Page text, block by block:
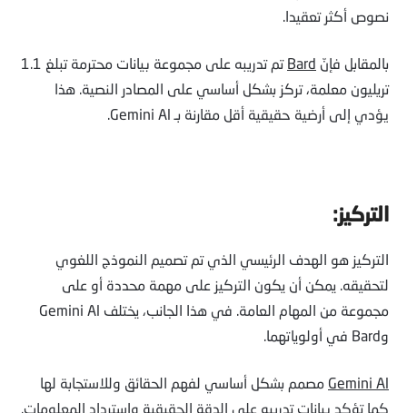
نصوص أكثر تعقيدا.
بالمقابل فإنّ Bard
تم تدريبه على مجموعة بيانات محترمة تبلغ 1.1
تريليون معلمة، تركز بشكل أساسي على المصادر النصية. هذا
يؤدي إلى أرضية حقيقية أقل مقارنة بـ Gemini Al.
التركيز:
التركيز هو الهدف الرئيسي الذي تم تصميم النموذج اللغوي
لتحقيقه. يمكن أن يكون التركيز على مهمة محددة أو على
مجموعة من المهام العامة. في هذا الجانب، يختلف Gemini Al
وBard في أولوياتهما.
Gemini Al مصمم بشكل أساسي لفهم الحقائق وللاستجابة لها
كما تؤكد بيانات تدريبه على الدقة الحقيقية واسترداد المعلومات.